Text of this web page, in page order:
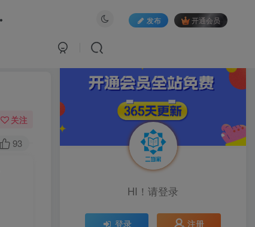
发布 开通会员
关注
93
HI！请登录
登录 注册